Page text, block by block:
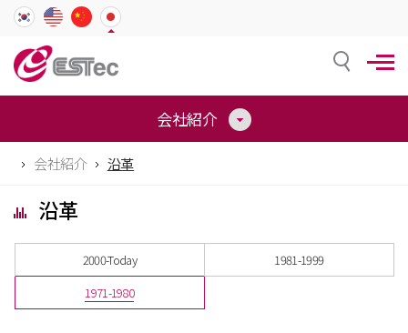
会社紹介
沿革
会社紹介 沿革
2000-Today
1981-1999
1971-1980